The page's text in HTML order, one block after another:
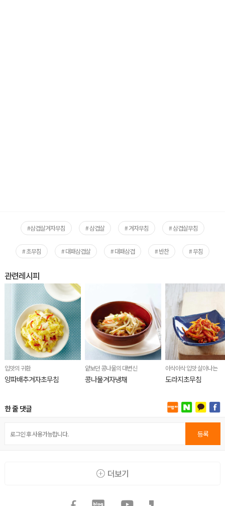
#삼겹살겨자무침 # 삼겹살 # 겨자무침 # 삼겹살무침
# 초무침 # 대패삼겹살 # 대패삼겹 # 반찬 # 무침
관련레시피
입맛의 귀환
양파배추겨자초무침
얕보던 콩나물의 대변신
콩나물겨자냉채
아삭아삭 입맛 살아나는
도라지초무침
한 줄 댓글
등록
더보기